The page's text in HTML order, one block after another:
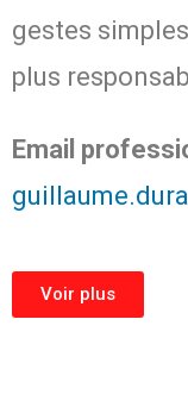
gestes
plus
Email
Voir plus